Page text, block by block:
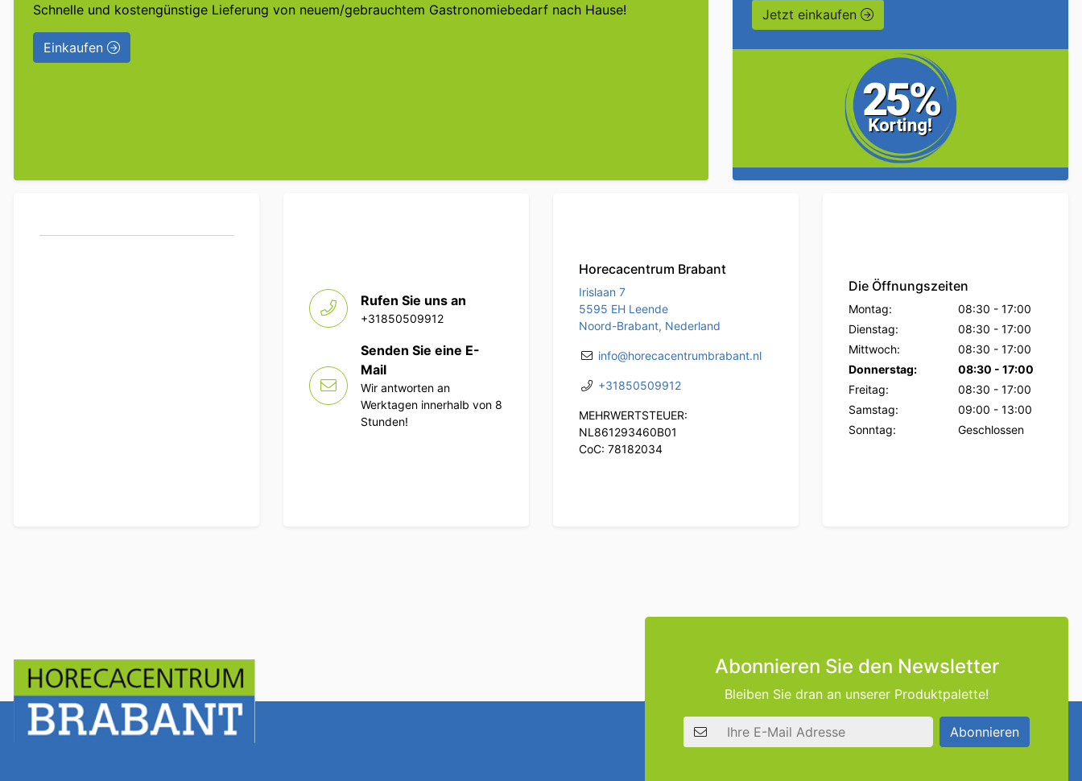
Schnelle und kostengünstige Lieferung von neuem/gebrauchtem Gastronomiebedarf nach Hause!
Einkaufen
Jetzt einkaufen
Rufen Sie uns an
+31850509912
Senden Sie eine E-
Mail
Wir antworten an
Werktagen innerhalb von 8
Stunden!
Horecacentrum Brabant
Irislaan 7
5595 EH Leende
Noord-Brabant, Nederland
info@horecacentrumbrabant.nl
+31850509912
MEHRWERTSTEUER:
NL861293460B01
CoC: 78182034
Die Öffnungszeiten
Montag: 08:30 - 17:00
Dienstag:
08:30 - 17:00
Mittwoch:
08:30 - 17:00
Donnerstag:
08:30 - 17:00
Freitag:
08:30 - 17:00
Samstag:
09:00 - 13:00
Sonntag:
Geschlossen
Abonnieren Sie den Newsletter
Bleiben Sie dran an unserer Produktpalette!
E-Mail Adresse
Abonnieren